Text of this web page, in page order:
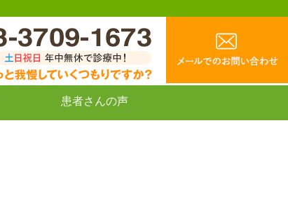
患者さんの声